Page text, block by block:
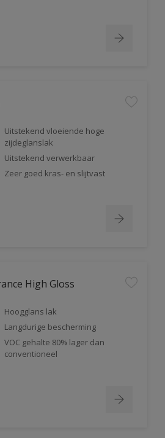
Uitstekend vloeiende hoge
zijdeglanslak
Uitstekend verwerkbaar
Zeer goed kras- en slijtvast
High Gloss
Hoogglans lak
Langdurige bescherming
VOC gehalte 80% lager dan
conventioneel